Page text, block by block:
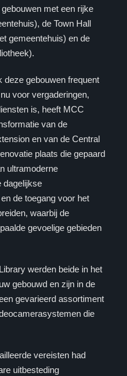
met een rijke
de Town Hall
gemeentehuis) en de
deze gebouwen frequent
voor vergaderingen,
is, heeft MCC
van de
en van de Central
plaats die gepaard
ultramoderne
dagelijkse
de toegang voor het
waarbij de
gevoelige gebieden
werden beide in het
gebouwd en zijn in de
gevarieerd assortiment
die
vereisten had
uitbesteding